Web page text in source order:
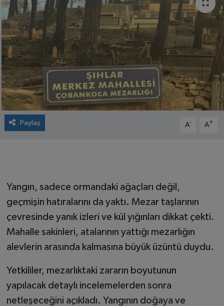
Paylaş A- A+
Yangın, sadece ormandaki ağaçları değil,
geçmişin hatıralarını da yaktı. Mezar taşlarının
çevresinde yanık izleri ve kül yığınları dikkat çekti.
Mahalle sakinleri, atalarının yattığı mezarlığın
alevlerin arasında kalmasına büyük üzüntü duydu.
Yetkililer, mezarlıktaki zararın boyutunun
yapılacak detaylı incelemelerden sonra
netleşeceğini açıkladı. Yangının doğaya ve